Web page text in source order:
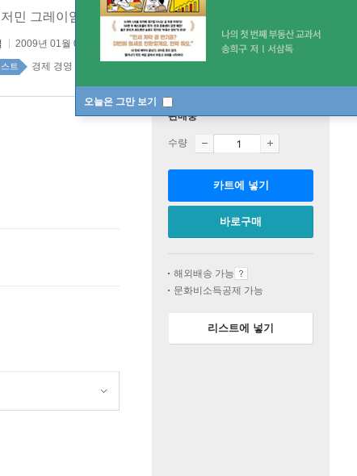
오늘은 그만 보기
민 그레이엄
2009년 01월 05일 원제 :The Interpretation of Financial Statements
트 경제 경영 top100 5주
판매중
수량
카트에 넣기
바로구매
해외배송 가능
문화비소득공제 가능
리스트에 넣기